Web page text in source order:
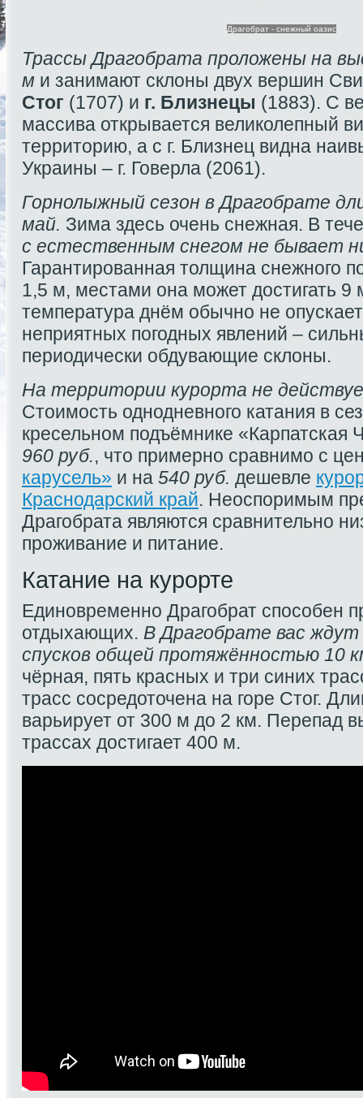
Драгобрат - снежный оазис
Трассы Драгобрата проложены на
м и занимают склоны двух вершин
Стог (1707) и г. Близнецы (1883). С
массива открывается великолепный
территорию, а с г. Близнец видна
Украины – г. Говерла (2061).
Горнолыжный сезон в Драгобрате
май. Зима здесь очень снежная. В
с естественным снегом не бывает
Гарантированная толщина снежного
1,5 м, местами она может достигать 9
температура днём обычно не
неприятных погодных явлений –
периодически обдувающие склоны.
На территории курорта не
Стоимость однодневного катания в
кресельном подъёмнике «Карпатская
960 руб., что примерно сравнимо с
карусель» и на 540 руб. дешевле
Краснодарский край. Неоспоримым
Драгобрата являются сравнительно
проживание и питание.
Катание на курорте
Единовременно Драгобрат способен
отдыхающих. В Драгобрате вас
спусков общей протяжённостью 10
чёрная, пять красных и три синих
трасс сосредоточена на горе Стог.
варьирует от 300 м до 2 км. Перепад
трассах достигает 400 м.